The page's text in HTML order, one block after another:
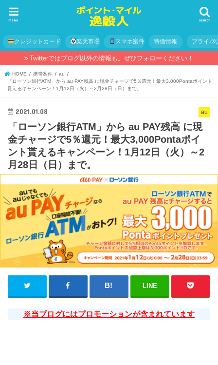
search
menu
クレジットカード 楽天市場 スマホ案件 特価情報 プライバ
Twitterではブログ以外の情報も。ぜひフォローください！
HOME 携帯案件
au
「ローソン銀行ATM」から au PAY残高 に現金チャージで5％還元！最大3,000Pontaポイント
貰えるキャンペーン！1月12日（火）～2月28日（日）まで。
au
2021.01.08
「ローソン銀行ATM」から au PAY残高 に現
金チャージで5％還元！最大3,000Pontaポイ
ント貰えるキャンペーン！1月12日（火）～2
月28日（日）まで。
LINE
※当ブログにはプロモーションが含まれています